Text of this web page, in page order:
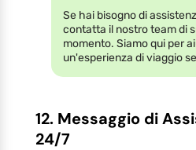
Se hai bisogno di
contatta il nostro team di
momento. Siamo qui per
un'esperienza di viaggio
12. Messaggio di
24/7